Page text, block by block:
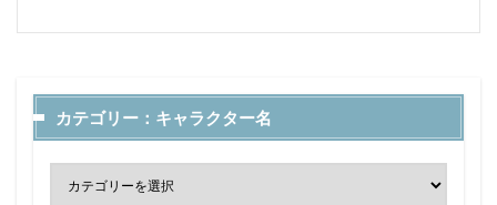
カテゴリー：キャラクター名